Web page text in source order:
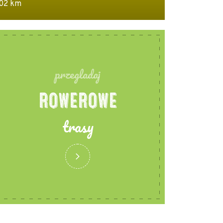
km
przegladaj
ROWEROWE
trasy